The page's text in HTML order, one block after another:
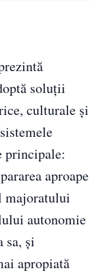
soluții
culturale și
principale:
aproape
majoratului
autonomie
sa, și
apropiată